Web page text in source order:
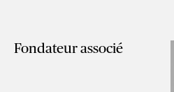
Fondateur associé